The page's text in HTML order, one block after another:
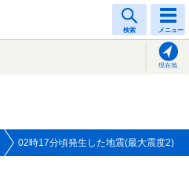
検索 メニュー
現在地
02時17分頃発生した地震(最大震度2)